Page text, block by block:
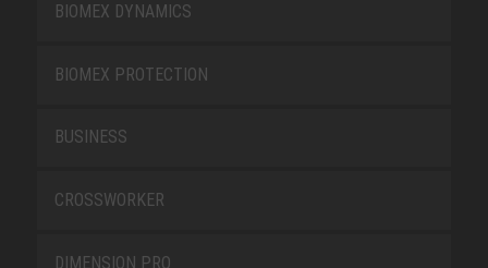
BIOMEX DYNAMICS
BIOMEX PROTECTION
BUSINESS
CROSSWORKER
DIMENSION PRO